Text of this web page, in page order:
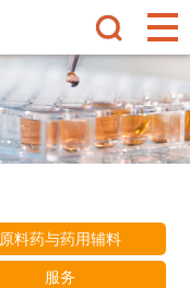
原料药与药用辅料
服务